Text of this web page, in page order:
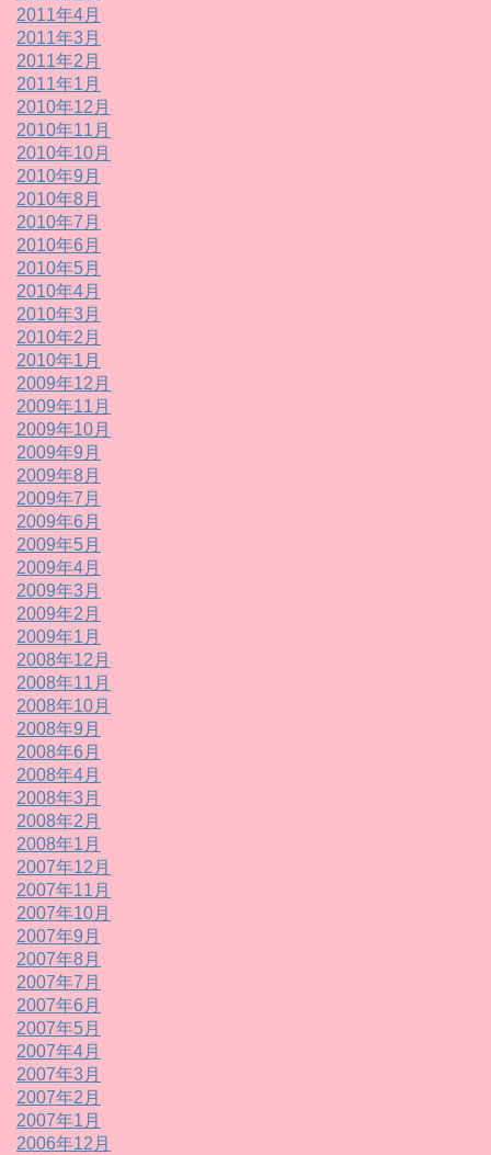
2011年4月
2011年3月
2011年2月
2011年1月
2010年12月
2010年11月
2010年10月
2010年9月
2010年8月
2010年7月
2010年6月
2010年5月
2010年4月
2010年3月
2010年2月
2010年1月
2009年12月
2009年11月
2009年10月
2009年9月
2009年8月
2009年7月
2009年6月
2009年5月
2009年4月
2009年3月
2009年2月
2009年1月
2008年12月
2008年11月
2008年10月
2008年9月
2008年6月
2008年4月
2008年3月
2008年2月
2008年1月
2007年12月
2007年11月
2007年10月
2007年9月
2007年8月
2007年7月
2007年6月
2007年5月
2007年4月
2007年3月
2007年2月
2007年1月
2006年12月